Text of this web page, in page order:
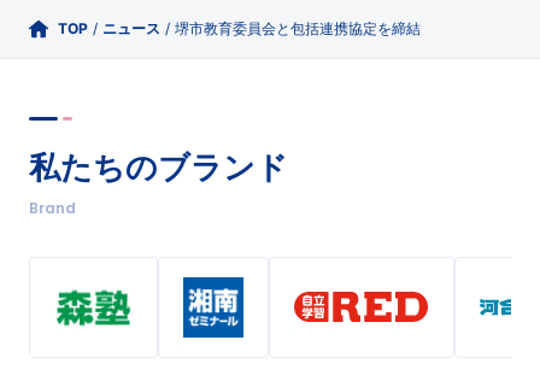
TOP / ニュース / 堺市教育委員会と包括連携協定を締結
私たちのブランド
Brand